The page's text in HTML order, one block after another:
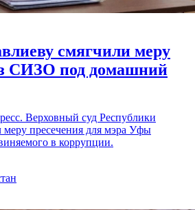
смягчили меру
СИЗО под домашний
Верховный суд Республики
меру пресечения для мэра Уфы
в коррупции.